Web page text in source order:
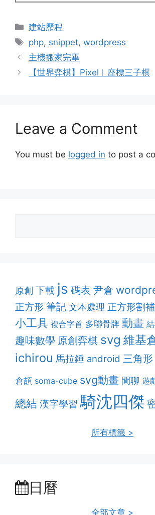
Categories
建站歷程
Tags
php, snippet,wordpress
主機搬家完畢
【世界弈棋】Pixel︱座標三子棋
Leave a Comment
You must be logged in to post a
原創 下載 js 碼表 尹倉
正方形 筆記 文本處理 正方形割補
小工具 複合字首 多聯骨牌 動畫
趣味數學 原創弈棋 svg 維基
ichirou 馬拉錘 android 三角形
倉頡 soma-cube svg動畫 閒聊 遊
總結 漢字學習 騎沈四傑
所有標籤 >
日曆
全部文章 >